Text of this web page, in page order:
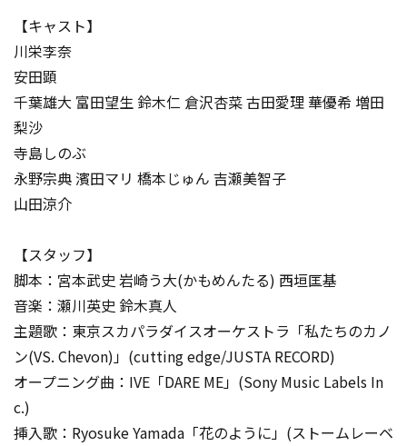
【キャスト】
川栄李奈
安田顕
千葉雄大 富田望生 鈴木仁 倉沢杏菜 古田愛理 華優希 増田
梨沙
寺島しのぶ
永野宗典 濱田マリ 橋本じゅん 吉瀬美智子
山田涼介
【スタッフ】
脚本：宮本武史 岩崎う大(かもめんたる) 西垣匡基
音楽：瀬川英史 鈴木真人
主題歌：東京スカパラダイスオーケストラ「私たちのカノ
ン(VS. Chevon)」(cutting edge/JUSTA RECORD)
オープニング曲：IVE「DARE ME」(Sony Music Labels In
c.)
挿入歌：Ryosuke Yamada「花のように」(ストームレーベ